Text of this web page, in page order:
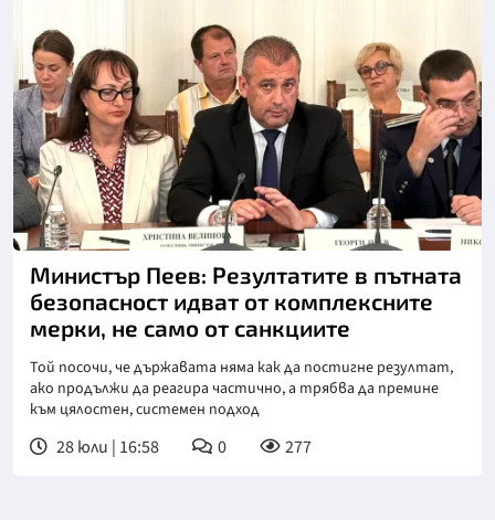
Министър Пеев: Резултатите в пътната
безопасност идват от комплексните
мерки, не само от санкциите
Той посочи, че държавата няма как да постигне резултат,
ако продължи да реагира частично, а трябва да премине
към цялостен, системен подход
28 юли | 16:58 0 277